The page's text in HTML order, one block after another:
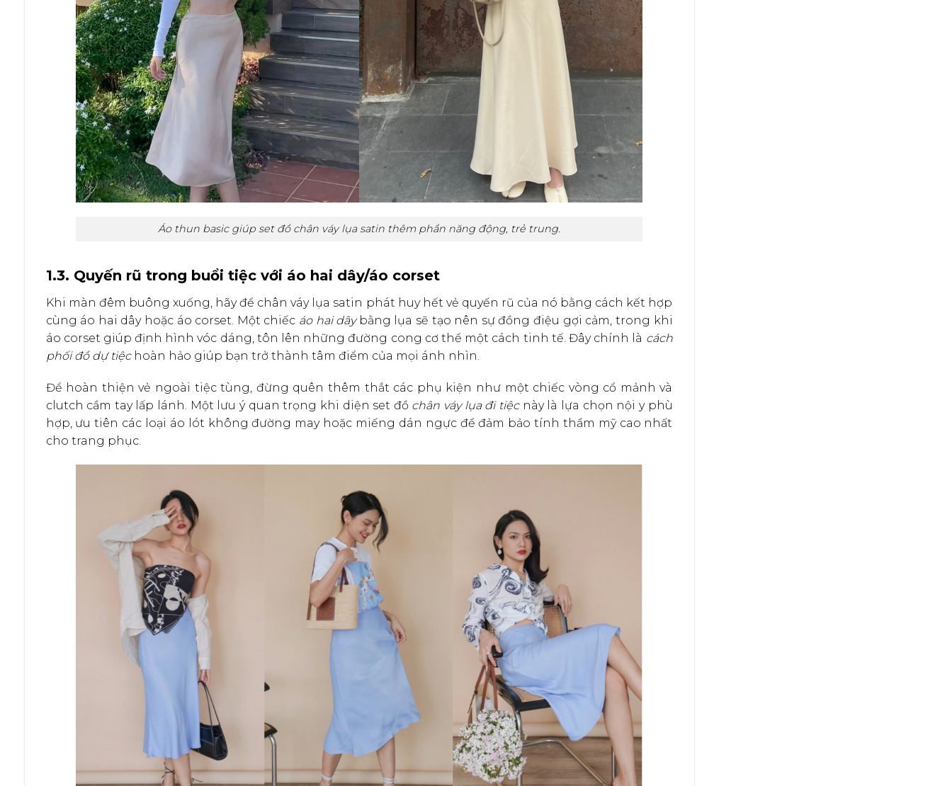
Áo thun basic giúp set đồ chân váy lụa satin thêm phần năng động, trẻ trung.
1.3. Quyến rũ trong buổi tiệc với áo hai dây/áo corset
Khi màn đêm buông xuống, hãy để chân váy lụa satin phát huy hết vẻ quyến rũ của nó bằng cách kết hợp
cùng áo hai dây hoặc áo corset. Một chiếc áo hai dâybằng lụa sẽ tạo nên sự đồng điệu gợi cảm, trong khi
áo corset giúp định hình vóc dáng, tôn lên những đường cong cơ thể một cách tinh tế. Đây chính là cách
phối đồ dự tiệchoàn hảo giúp bạn trở thành tâm điểm của mọi ánh nhìn.
Để hoàn thiện vẻ ngoài tiệc tùng, đừng quên thêm thắt các phụ kiện như một chiếc vòng cổ mảnh và
clutch cầm tay lấp lánh. Một lưu ý quan trọng khi diện set đồ chân váy lụa đi tiệcnày là lựa chọn nội y phù
hợp, ưu tiên các loại áo lót không đường may hoặc miếng dán ngực để đảm bảo tính thẩm mỹ cao nhất
cho trang phục.